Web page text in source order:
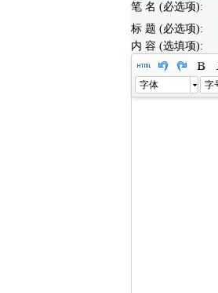
笔 名 (必选项):
标 题 (必选项):
内 容 (选填项):
字体 字